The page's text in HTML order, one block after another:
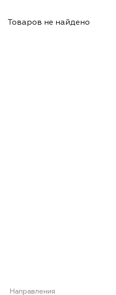
Товаров не найдено
Направления